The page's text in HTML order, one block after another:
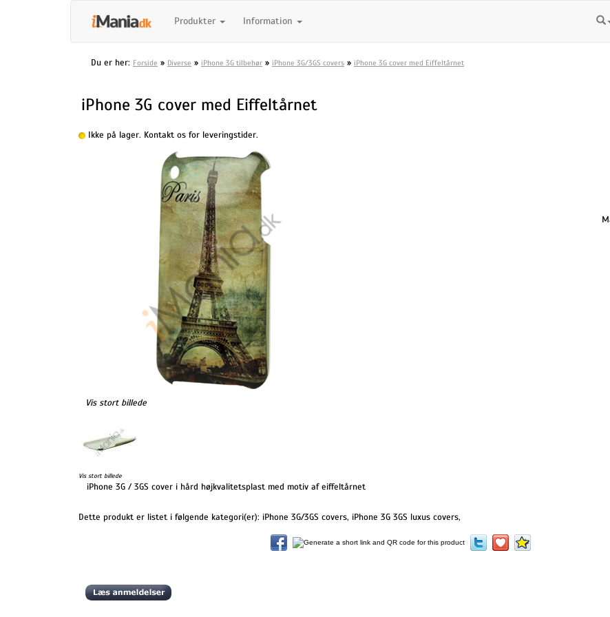
Produkter Information
Du er her: Forside » Diverse » iPhone 3G tilbehør » iPhone 3G/3GS covers » iPhone 3G cover med Eiffeltårnet
iPhone 3G cover med Eiffeltårnet
Ikke på lager. Kontakt os for leveringstider.
Vis stort billede
Vis stort billede
iPhone 3G / 3GS cover i hård højkvalitetsplast med motiv af eiffeltårnet
Dette produkt er listet i følgende kategori(er): iPhone 3G/3GS covers, iPhone 3G 3GS luxus covers,